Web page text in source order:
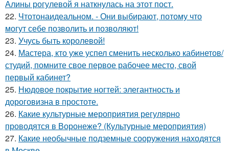
Алины рогулевой я наткнулась на этот пост.
22. Чтотонаидеальном. - Они выбирают, потому что
могут себе позволить и позволяют!
23. Учусь быть королевой!
24. Мастера, кто уже успел сменить несколько кабинетов/
студий, помните свое первое рабочее место, свой
первый кабинет?
25. Нюдовое покрытие ногтей: элегантность и
дороговизна в простоте.
26. Какие культурные мероприятия регулярно
проводятся в Воронеже? (Культурные мероприятия)
27. Какие необычные подземные сооружения находятся